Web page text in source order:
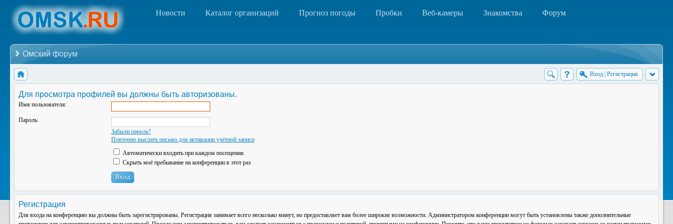
Новости Каталог организаций Прогноз погоды Пробки Веб-камеры Знакомства Форум
Омский форум
Вход Регистрация
Для просмотра профилей вы должны быть авторизованы.
Имя пользователя:
Пароль:
Забыли пароль?
Повторно выслать письмо для активации учётной записи
Автоматически входить при каждом посещении
Скрыть моё пребывание на конференции в этот раз
Регистрация
Для входа на конференцию вы должны быть зарегистрированы. Регистрация занимает всего несколько минут, но предоставляет вам более широкие возможности. Администратором конференции могут быть установлены также дополнительные